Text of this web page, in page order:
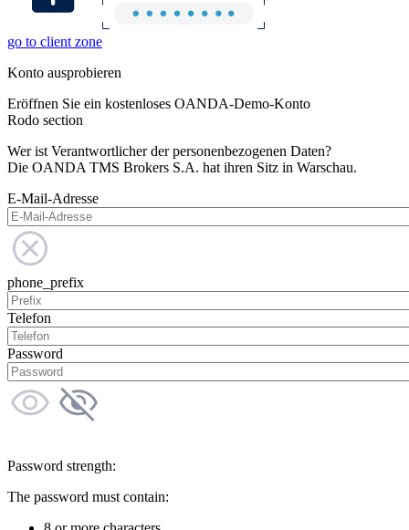
go to client zone
Konto ausprobieren
Eröffnen Sie ein kostenloses OANDA-Demo-Konto
Rodo section
Wer ist Verantwortlicher der personenbezogenen Daten?
Die OANDA TMS Brokers S.A. hat ihren Sitz in Warschau.
E-Mail-Adresse
phone_prefix
Telefon
Password
Password strength:
The password must contain: